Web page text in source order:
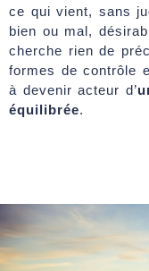
ce qui vient, sans
bien ou mal,
cherche rien de
formes de contrôle
à devenir acteur d’
équilibrée.